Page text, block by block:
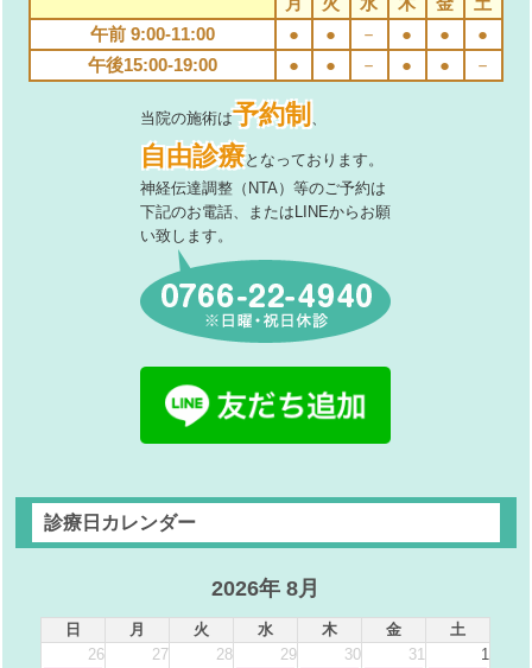
午前 9:00-11:00
● ● － ● ●
●
午後15:00-19:00
● ● － ● ● －
当院の施術は予約制 、
自由診療となっております。
神経伝達調整（NTA）等のご予約は
下記のお電話、またはLINEからお願
い致します。
診療日カレンダー
2026年 8月
日 月 火 水 木 金
土
26
27 28 29 30 31 1